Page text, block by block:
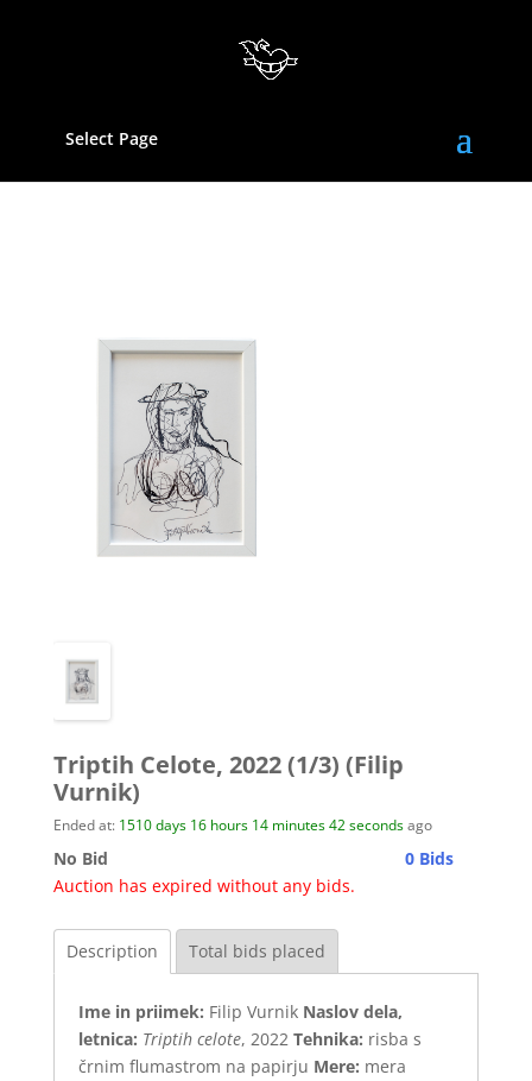
Select Page
Triptih Celote, 2022 (1/3) (Filip
Vurnik)
Ended at: 1510days 16hours 14minutes42secondsago
No Bid
0 Bids
Auction has expired without any bids.
Description Total bids placed
Ime in priimek: Filip Vurnik Naslov dela,
letnica: Triptih celote, 2022 Tehnika: risba s
črnim flumastrom na papirju Mere: mera